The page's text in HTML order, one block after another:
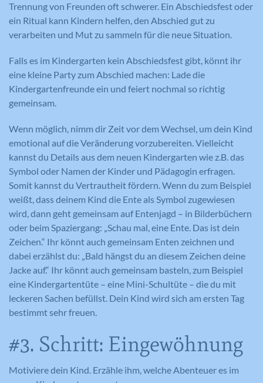
Trennung von Freunden oft schwerer. Ein Abschiedsfest oder
ein Ritual kann Kindern helfen, den Abschied gut zu
verarbeiten und Mut zu sammeln für die neue Situation.
Falls es im Kindergarten kein Abschiedsfest gibt, könnt ihr
eine kleine Party zum Abschied machen: Lade die
Kindergartenfreunde ein und feiert nochmal so richtig
gemeinsam.
Wenn möglich, nimm dir Zeit vor dem Wechsel, um dein Kind
emotional auf die Veränderung vorzubereiten. Vielleicht
kannst du Details aus dem neuen Kindergarten wie z.B. das
Symbol oder Namen der Kinder und Pädagogin erfragen.
Somit kannst du Vertrautheit fördern. Wenn du zum Beispiel
weißt, dass deinem Kind die Ente als Symbol zugewiesen
wird, dann geht gemeinsam auf Entenjagd – in Bilderbüchern
oder beim Spaziergang: „Schau mal, eine Ente. Das ist dein
Zeichen.“ Ihr könnt auch gemeinsam Enten zeichnen und
dabei erzählst du: „Bald hängst du an diesem Zeichen deine
Jacke auf.“ Ihr könnt auch gemeinsam basteln, zum Beispiel
eine Kindergartentüte – eine Mini-Schultüte – die du mit
leckeren Sachen befüllst. Dein Kind wird sich am ersten Tag
bestimmt sehr freuen.
#3. Schritt: Eingewöhnung
Motiviere dein Kind. Erzähle ihm, welche Abenteuer es im